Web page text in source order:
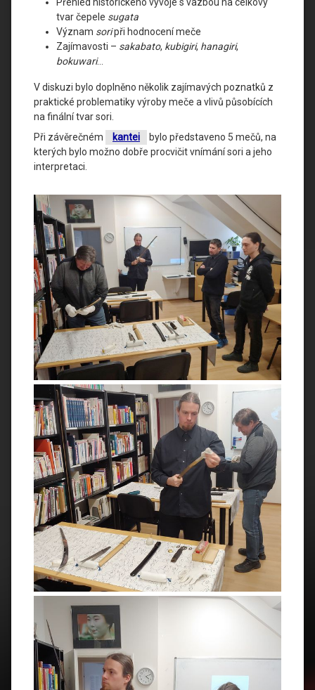
tvar čepele sugata
Význam soripři hodnocení meče
Zajímavosti – sakabato, kubigiri, hanagiri,
bokuwari…
V diskuzi bylo doplněno několik zajímavých poznatků z
praktické problematiky výroby meče a vlivů působících
na finální tvar sori.
Při závěrečném
kantei
bylo představeno 5 mečů, na
kterých bylo možno dobře procvičit vnímání sori a jeho
interpretaci.